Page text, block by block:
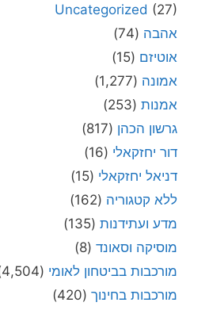
Uncategorized (27)
אהבה (74)
אוטיזם (15)
אמונה (1,277)
אמנות (253)
גרשון הכהן (817)
דור יחזקאלי (16)
דניאל יחזקאלי (15)
ללא קטגוריה (162)
מדע ועתידנות (135)
מוסיקה וסאונד (8)
מורכבות בביטחון לאומי (4,504)
מורכבות בחינוך (420)